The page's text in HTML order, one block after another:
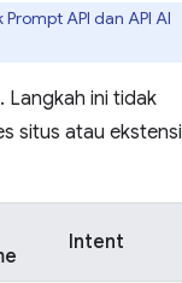
API dan API AI
Langkah ini tidak
situs atau ekstensi
Intent